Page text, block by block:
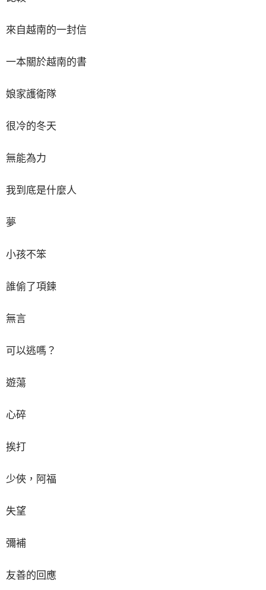
來自越南的一封信
一本關於越南的書
娘家護衛隊
很冷的冬天
無能為力
我到底是什麼人
夢
小孩不笨
誰偷了項鍊
無言
可以逃嗎？
遊蕩
心碎
挨打
少俠，阿福
失望
彌補
友善的回應